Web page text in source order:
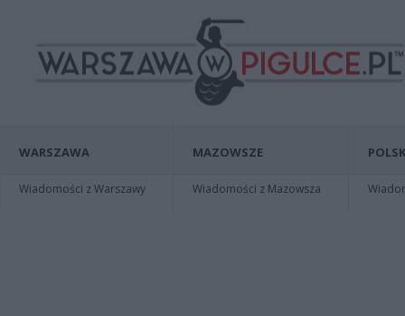
WARSZAWA
Wiadomości z Warszawy
MAZOWSZE
Wiadomości z Mazowsza